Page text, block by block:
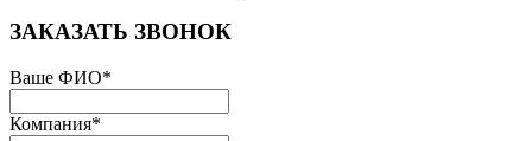
ЗАКАЗАТЬ ЗВОНОК
Ваше ФИО*
Компания*